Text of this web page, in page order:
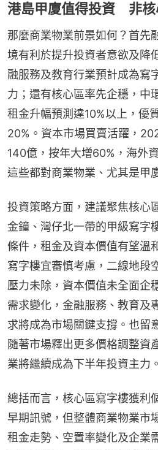
港島甲廈值得投資 非核
那麼商業物業前景如何？首先
境有利於提升投資者意欲及降
融服務及教育行業預計成為寫
力；還有核心區率先企穩，中
租金升幅預測達10%以上，優
20%。資本市場買賣活躍，
140億，按年大增60%，海外
這些都對商業物業、尤其是甲
投資策略方面，建議聚焦核心
金鐘、灣仔北一帶的甲級寫字
條件，租金及資本價值有望溫
寫字樓宜審慎考慮，二線地段
壓力未除，資本價值未全面企
需求變化，金融服務、教育及
求將成為市場關鍵支撐。也留
隨著市場釋出更多價格調整資
業將繼續成為下半年投資主力。
總括而言，核心區寫字樓獲利
早期訊號，但整體商業物業市
租金走勢、空置率變化及企業